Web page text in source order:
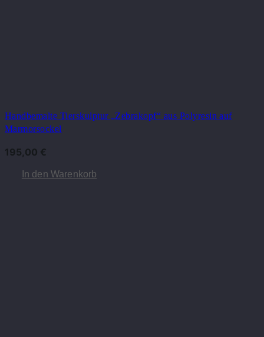
Handbemalte Tierskulptur „Zebrakopf“ aus Polyresin auf
Marmorsockel
195,00 €
In den Warenkorb